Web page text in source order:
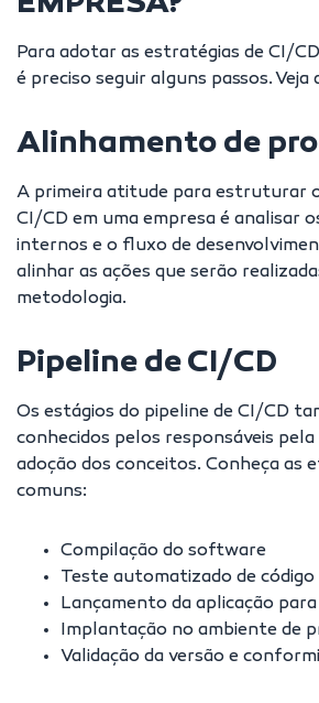
Para adotar as estratégias de CI/
é preciso seguir alguns passos. Veja
Alinhamento de
A primeira atitude para estruturar
CI/CD em uma empresa é analisar
internos e o fluxo de
alinhar as ações que serão
metodologia.
Pipeline de CI/CD
Os estágios do pipeline de CI/CD
conhecidos pelos responsáveis
adoção dos conceitos. Conheça as
comuns:
Compilação do software
Teste automatizado de código
Lançamento da aplicação
Implantação no ambiente de
Validação da versão e